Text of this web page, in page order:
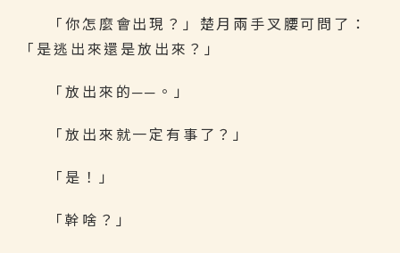
「你怎麼會出現？」楚月兩手叉腰可問了：
「是逃出來還是放出來？」
「放出來的──。」
「放出來就一定有事了？」
「是！」
「幹啥？」